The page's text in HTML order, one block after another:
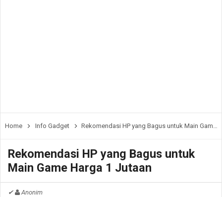
Home Info Gadget Rekomendasi HP yang Bagus untuk Main Game Harga 1 Jutaan
Rekomendasi HP yang Bagus untuk
Main Game Harga 1 Jutaan
✔ Anonim